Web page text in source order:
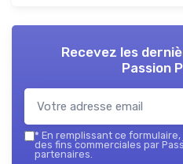
Recevez les
Passion
* En remplissant ce formulaire,
des fins commerciales par
partenaires.